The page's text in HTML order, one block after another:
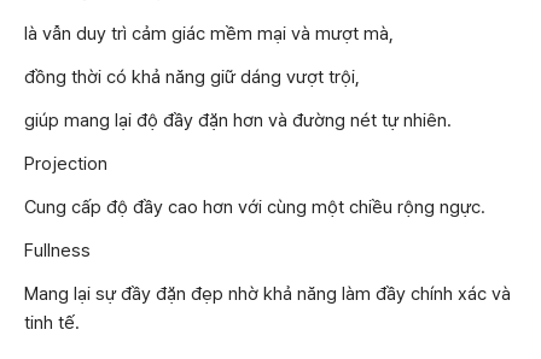
là vẫn duy trì cảm giác mềm mại và mượt mà,
đồng thời có khả năng giữ dáng vượt trội,
giúp mang lại độ đầy đặn hơn và đường nét tự nhiên.
Projection
Cung cấp độ đầy cao hơn với cùng một chiều rộng ngực.
Fullness
Mang lại sự đầy đặn đẹp nhờ khả năng làm đầy chính xác và
tinh tế.